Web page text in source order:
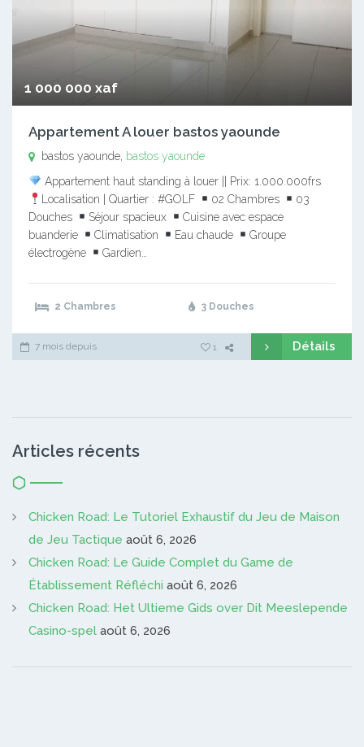
1 000 000 xaf
Appartement A louer bastos yaounde
bastos yaounde, bastos yaounde
Appartement haut standing à louer || Prix: 1.000.000frs
Localisation | Quartier : #GOLF
02 Chambres
03
Douches
Séjour spacieux
Cuisine avec espace
buanderie
Climatisation Eau chaude
Groupe
électrogène
Gardien…
2 Chambres 3 Douches
7 mois depuis 1 Détails
Articles récents
Chicken Road: Le Tutoriel Exhaustif du Jeu de Maison
de Jeu Tactique août 6, 2026
Chicken Road: Le Guide Complet du Game de
Établissement Réfléchi août 6, 2026
Chicken Road: Het Ultieme Gids over Dit Meeslepende
Casino-spel août 6, 2026